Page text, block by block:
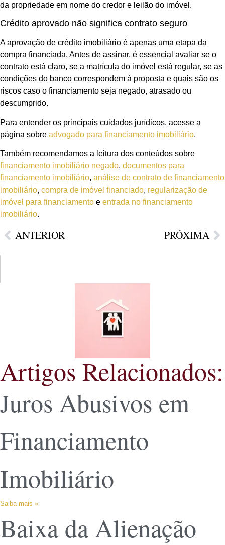
da propriedade em nome do credor e leilão do imóvel.
Crédito aprovado não significa contrato seguro
A aprovação de crédito imobiliário é apenas uma etapa da
compra financiada. Antes de assinar, é essencial avaliar se o
contrato está claro, se a matrícula do imóvel está regular, se as
condições do banco correspondem à proposta e quais são os
riscos caso o financiamento seja negado, atrasado ou
descumprido.
Para entender os principais cuidados jurídicos, acesse a
página sobre advogado para financiamento imobiliário.
Também recomendamos a leitura dos conteúdos sobre
financiamento imobiliário negado, documentos para
financiamento imobiliário, análise de contrato de financiamento
imobiliário, compra de imóvel financiado, regularização de
imóvel para financiamento e entrada no financiamento
imobiliário.
ANTERIOR PRÓXIMA
Artigos Relacionados:
Juros Abusivos em
Financiamento
Imobiliário
Saiba mais »
Baixa da Alienação